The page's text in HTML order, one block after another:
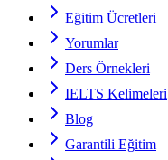
Eğitim Ücretleri
Yorumlar
Ders Örnekleri
IELTS Kelimeleri
Blog
Garantili Eğitim